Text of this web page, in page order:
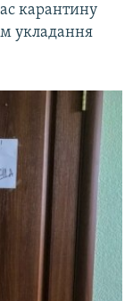
карантину
укладання